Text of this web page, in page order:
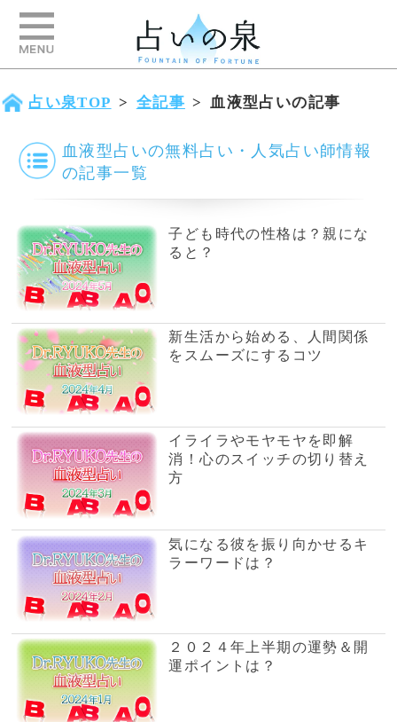
占い泉TOP > 全記事 > 血液型占いの記事
血液型占いの無料占い・人気占い師情報
子ども時代の性格は？親にな
ると？
新生活から始める、人間関係
をスムーズにするコツ
消！心のスイッチの切り替え
方
気になる彼を振り向かせるキ
ラーワードは？
２０２４年上半期の運勢＆開
運ポイントは？
クリスマスのデート、どんな
雰囲気に？
気分が落ち込む、そのワケ
は？
金銭感覚、出費のコントロー
ルは？